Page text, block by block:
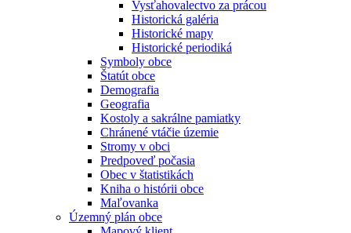
Vysťahovalectvo za prácou
Historická galéria
Historické mapy
Historické periodiká
Symboly obce
Štatút obce
Demografia
Geografia
Kostoly a sakrálne pamiatky
Chránené vtáčie územie
Stromy v obci
Predpoveď počasia
Obec v štatistikách
Kniha o histórii obce
Maľovanka
Územný plán obce